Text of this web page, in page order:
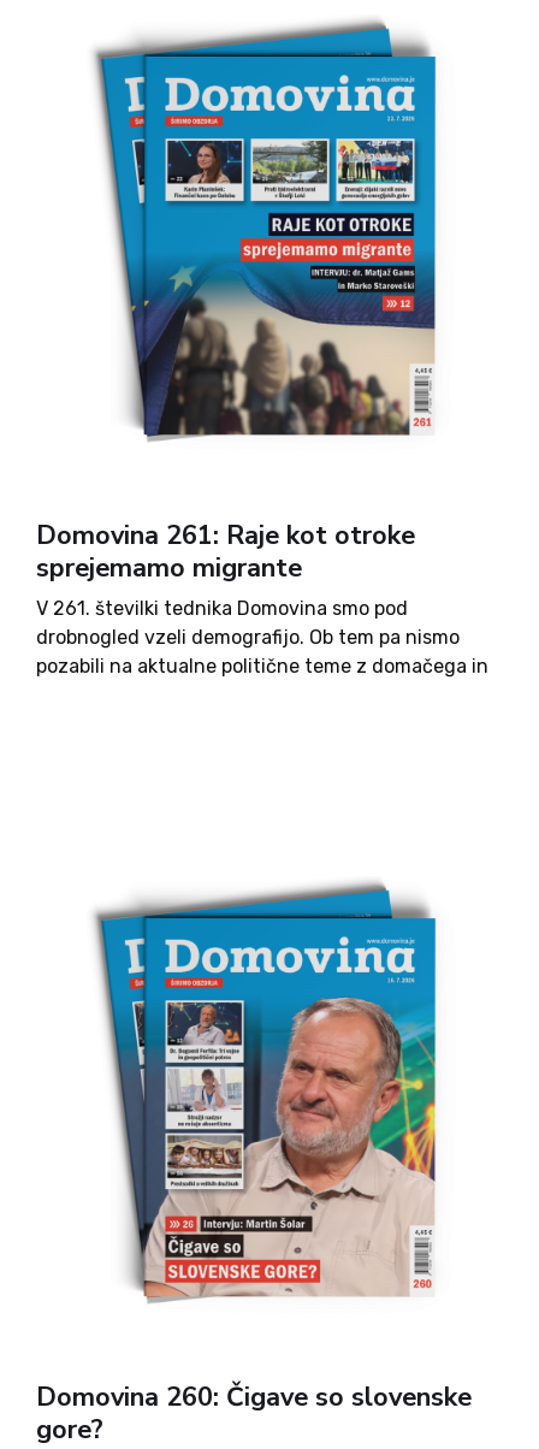
osebnosti ter vsebine za razvedrilo in sprostitev.
Domovina 261: Raje kot otroke
sprejemamo migrante
V 261. številki tednika Domovina smo pod
drobnogled vzeli demografijo. Ob tem pa nismo
pozabili na aktualne politične teme z domačega in
Domovina 260: Čigave so slovenske
gore?